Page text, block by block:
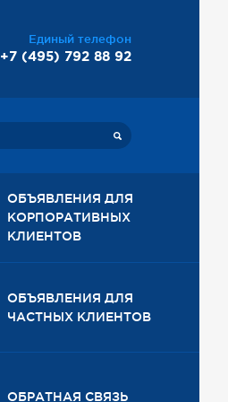
Единый телефон
+7 (495) 792 88 92
ОБЪЯВЛЕНИЯ ДЛЯ
КОРПОРАТИВНЫХ
КЛИЕНТОВ
ОБЪЯВЛЕНИЯ ДЛЯ
ЧАСТНЫХ КЛИЕНТОВ
ОБРАТНАЯ СВЯЗЬ